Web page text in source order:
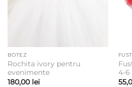
BOTEZ
Rochita ivory pentru
evenimente
180,00 lei
4-6